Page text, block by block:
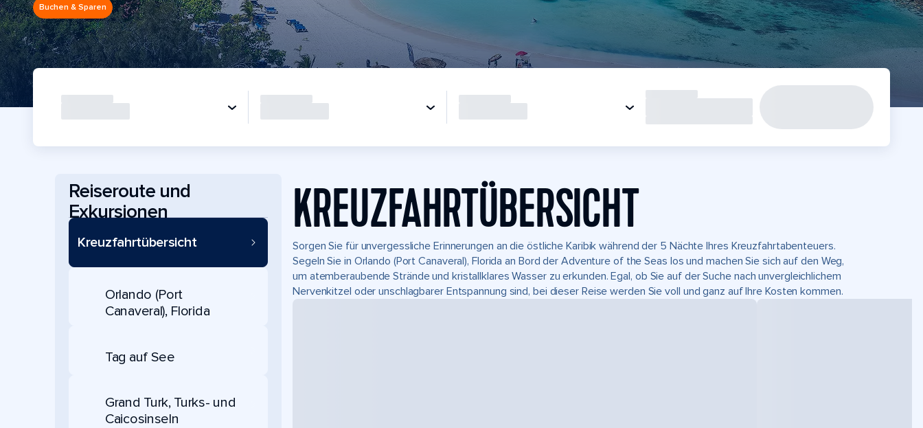
Buchen & Sparen
Reiseroute und
Exkursionen
Kreuzfahrtübersicht
Orlando (Port
Canaveral), Florida
Tag auf See
Grand Turk, Turks- und
Caicosinseln
KREUZFAHRTÜBERSICHT
Sorgen Sie für unvergessliche Erinnerungen an die östliche Karibik während der 5 Nächte Ihres Kreuzfahrtabenteuers.
Segeln Sie in Orlando (Port Canaveral), Florida an Bord der Adventure of the Seas los und machen Sie sich auf den Weg,
um atemberaubende Strände und kristallklares Wasser zu erkunden. Egal, ob Sie auf der Suche nach unvergleichlichem
Nervenkitzel oder unschlagbarer Entspannung sind, bei dieser Reise werden Sie voll und ganz auf Ihre Kosten kommen.